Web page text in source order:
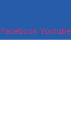
Facebook Youtube